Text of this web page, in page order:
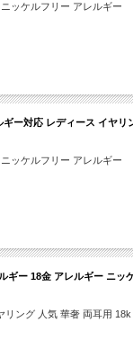
ッケルフリー アレルギー
ー対応 レディース イヤ
ッケルフリー アレルギー
ギー 18金 アレルギー ニ
リング 人気 華奢 両耳用 18k